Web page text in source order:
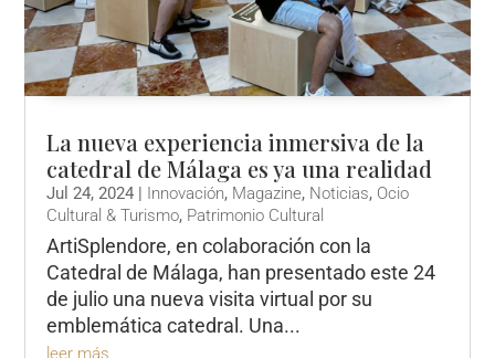
La nueva experiencia inmersiva de la
catedral de Málaga es ya una realidad
Jul 24, 2024 Innovación, Magazine, Noticias, Ocio
Cultural & Turismo, Patrimonio Cultural
ArtiSplendore, en colaboración con la
Catedral de Málaga, han presentado este 24
de julio una nueva visita virtual por su
emblemática catedral. Una...